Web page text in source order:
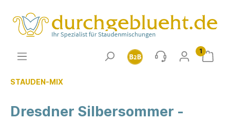
1
STAUDEN-MIX
Dresdner Silbersommer -